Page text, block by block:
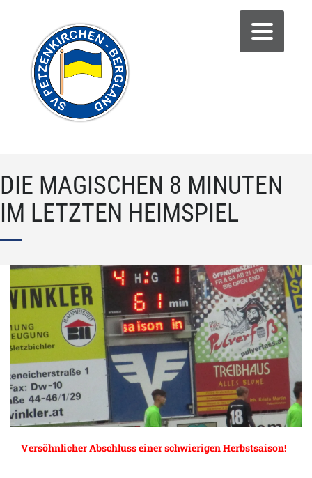
DIE MAGISCHEN 8 MINUTEN
IM LETZTEN HEIMSPIEL
Versöhnlicher Abschluss einer schwierigen Herbstsaison!